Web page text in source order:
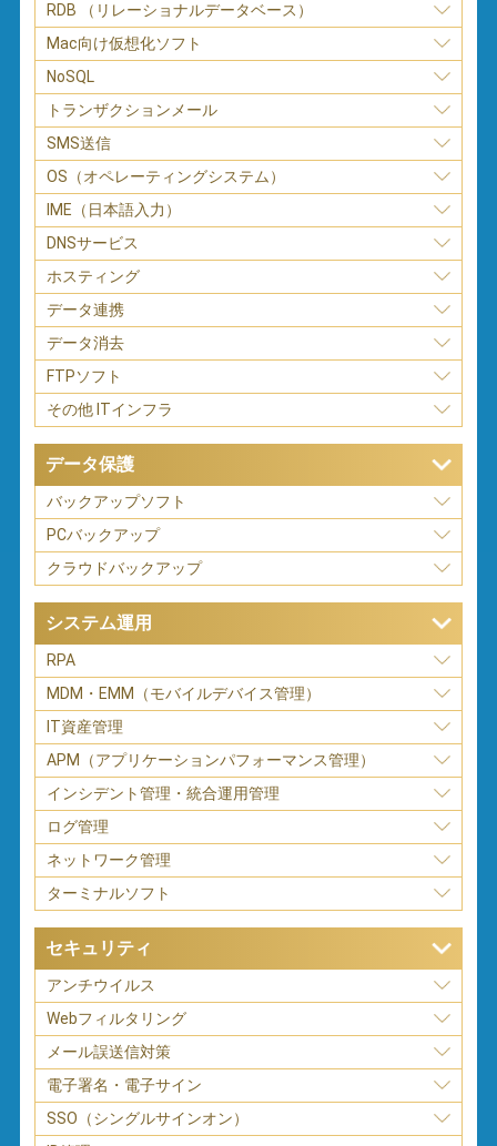
RDB （リレーショナルデータベース）
Mac向け仮想化ソフト
NoSQL
トランザクションメール
SMS送信
OS（オペレーティングシステム）
IME（日本語入力）
DNSサービス
ホスティング
データ連携
データ消去
FTPソフト
その他 ITインフラ
データ保護
バックアップソフト
PCバックアップ
クラウドバックアップ
システム運用
RPA
MDM・EMM（モバイルデバイス管理）
IT資産管理
APM（アプリケーションパフォーマンス管理）
インシデント管理・統合運用管理
ログ管理
ネットワーク管理
ターミナルソフト
セキュリティ
アンチウイルス
Webフィルタリング
メール誤送信対策
電子署名・電子サイン
SSO（シングルサインオン）